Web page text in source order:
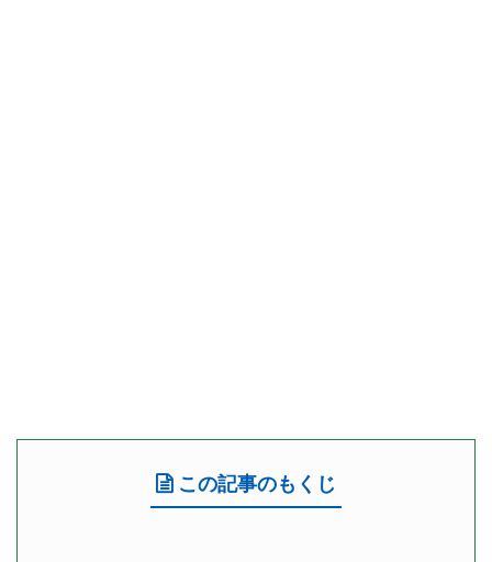
この記事のもくじ